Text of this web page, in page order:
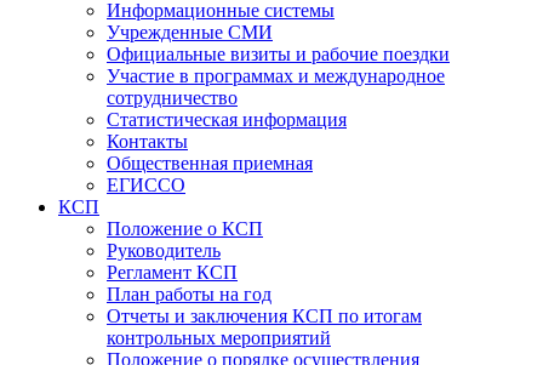
Информационные системы
Учрежденные СМИ
Официальные визиты и рабочие поездки
Участие в программах и международное
сотрудничество
Статистическая информация
Контакты
Общественная приемная
ЕГИССО
КСП
Положение о КСП
Руководитель
Регламент КСП
План работы на год
Отчеты и заключения КСП по итогам
контрольных мероприятий
Положение о порядке осуществления